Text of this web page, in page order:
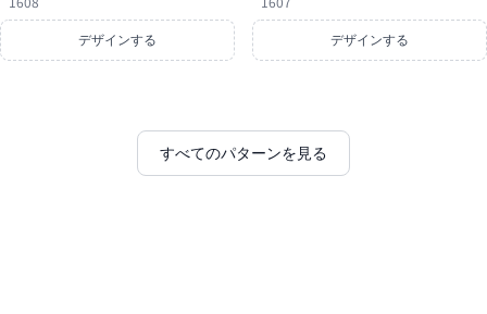
デザインする デザインする
すべてのパターンを見る